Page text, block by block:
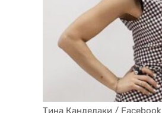
Тина Канделаки / Facebook